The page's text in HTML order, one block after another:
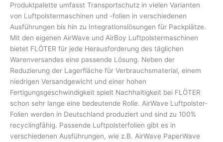
Produktpalette umfasst Transportschutz in vielen Varianten
von Luftpolstermaschinen und -folien in verschiedenen
Ausführungen bis hin zu Integrationslösungen für Packplätze.
Mit den eigenen AirWave und AirBoy Luftpolstermaschinen
bietet FLÖTER für jede Herausforderung des täglichen
Warenversandes eine passende Lösung. Neben der
Reduzierung der Lagerfläche für Verbrauchsmaterial, einem
niedrigen Versandgewicht und einer hohen
Fertigungsgeschwindigkeit spielt Nachhaltigkeit bei FLÖTER
schon sehr lange eine bedeutende Rolle. AirWave Luftpolster-
Folien werden in Deutschland produziert und sind zu 100%
recyclingfähig. Passende Luftpolsterfolien gibt es in
verschiedenen Ausführungen, wie z.B. AirWave PaperWave